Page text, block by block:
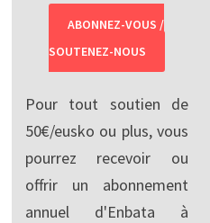
ABONNEZ-VOUS /
SOUTENEZ-NOUS
Pour tout soutien de
50€/eusko ou plus, vous
pourrez recevoir ou
offrir un abonnement
annuel d'Enbata à